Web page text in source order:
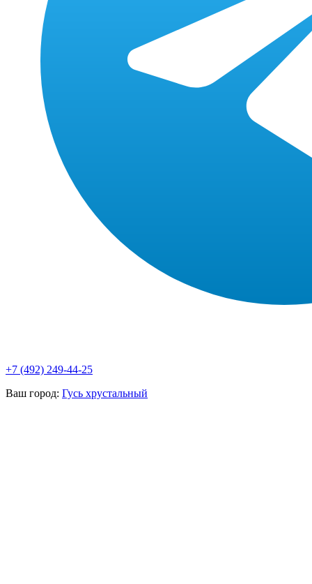
+7 (492) 249-44-25
Ваш город: Гусь хрустальный